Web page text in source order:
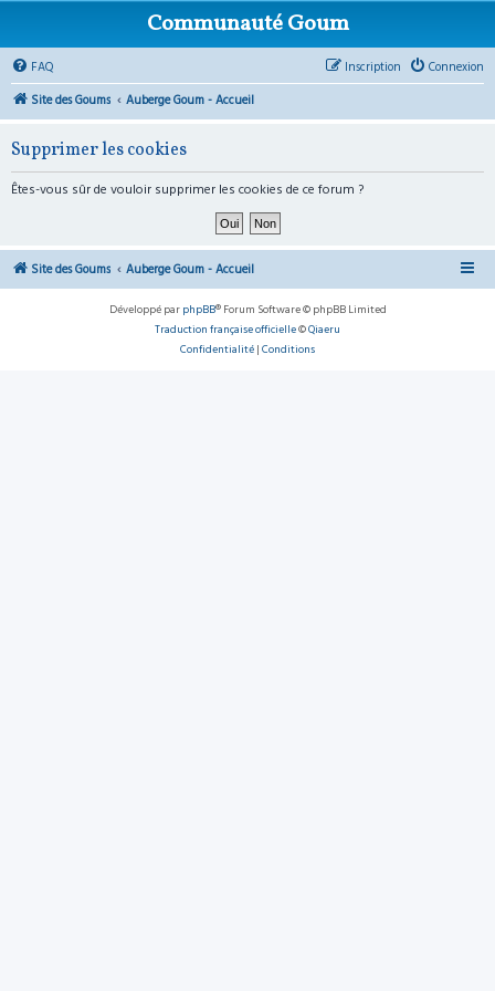
Communauté Goum
FAQ Connexion
Inscription
Site des Goums
Auberge Goum - Accueil
Supprimer les cookies
Êtes-vous sûr de vouloir supprimer les cookies de ce forum ?
Site des Goums Auberge Goum - Accueil
Développé par phpBB® Forum Software © phpBB Limited
Traduction française officielle©Qiaeru
Confidentialité | Conditions